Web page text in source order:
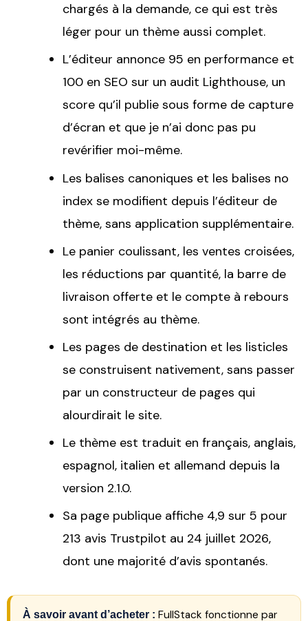
chargés à la demande, ce qui est très
léger pour un thème aussi complet.
L’éditeur annonce 95 en performance et
100 en SEO sur un audit Lighthouse, un
score qu’il publie sous forme de capture
d’écran et que je n’ai donc pas pu
revérifier moi-même.
Les balises canoniques et les balises no
index se modifient depuis l’éditeur de
thème, sans application supplémentaire.
Le panier coulissant, les ventes croisées,
les réductions par quantité, la barre de
livraison offerte et le compte à rebours
sont intégrés au thème.
Les pages de destination et les listicles
se construisent nativement, sans passer
par un constructeur de pages qui
alourdirait le site.
Le thème est traduit en français, anglais,
espagnol, italien et allemand depuis la
version 2.1.0.
Sa page publique affiche 4,9 sur 5 pour
213 avis Trustpilot au 24 juillet 2026,
dont une majorité d’avis spontanés.
À savoir avant d’acheter : FullStack fonctionne par